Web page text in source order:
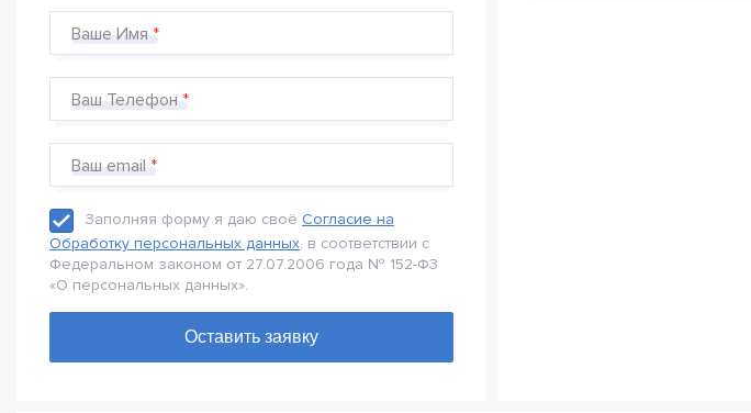
Ваше Имя
Ваш Телефон
Ваш email
Заполняя форму я даю своё Согласие на
Обработку персональных данных, в соответствии с
Федеральном законом от 27.07.2006 года № 152-Ф3
«О персональных данных».